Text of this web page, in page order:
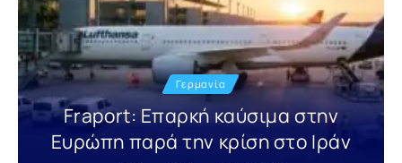
Γερμανία
Fraport: Επαρκή καύσιμα στην
Ευρώπη παρά την κρίση στο Ιράν